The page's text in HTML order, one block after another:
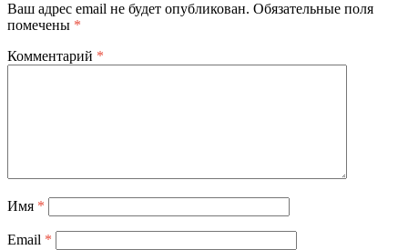
Ваш адрес email не будет опубликован. Обязательные поля
помечены *
Комментарий *
Имя *
Email *